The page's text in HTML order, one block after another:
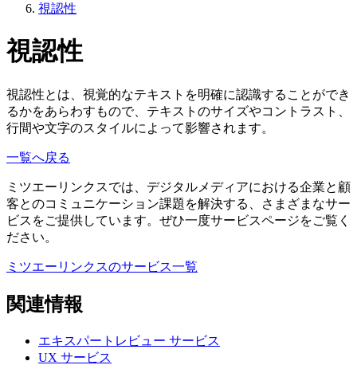
視認性
視認性
視認性とは、視覚的なテキストを明確に認識することができ
るかをあらわすもので、テキストのサイズやコントラスト、
行間や文字のスタイルによって影響されます。
一覧へ戻る
ミツエーリンクスでは、デジタルメディアにおける企業と顧
客とのコミュニケーション課題を解決する、さまざまなサー
ビスをご提供しています。ぜひ一度サービスページをご覧く
ださい。
ミツエーリンクスのサービス一覧
関連情報
エキスパートレビュー サービス
UX サービス